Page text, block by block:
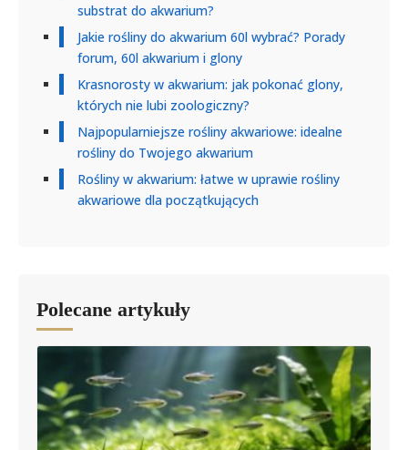
substrat do akwarium?
Jakie rośliny do akwarium 60l wybrać? Porady
forum, 60l akwarium i glony
Krasnorosty w akwarium: jak pokonać glony,
których nie lubi zoologiczny?
Najpopularniejsze rośliny akwariowe: idealne
rośliny do Twojego akwarium
Rośliny w akwarium: łatwe w uprawie rośliny
akwariowe dla początkujących
Polecane artykuły